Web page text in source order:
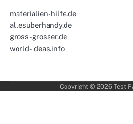
materialien-hilfe.de
allesuberhandy.de
gross-grosser.de
world-ideas.info
Copyright © 2026 Test